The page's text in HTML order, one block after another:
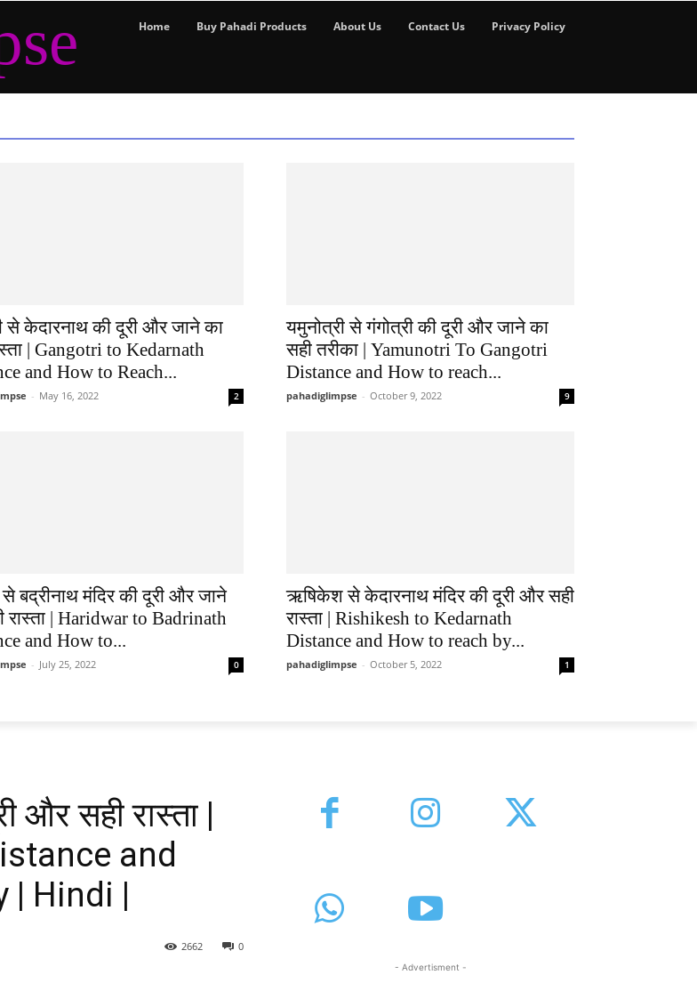
Home Buy Pahadi Products About Us Contact Us Privacy Policy
से केदारनाथ की दूरी और जाने का
| Gangotri to Kedarnath
and How to Reach...
- May 16, 2022 2
यमुनोत्री से गंगोत्री की दूरी और जाने का
सही तरीका | Yamunotri To Gangotri
Distance and How to reach...
pahadiglimpse - October 9, 2022 9
से बद्रीनाथ मंदिर की दूरी और जाने
रास्ता | Haridwar to Badrinath
and How to...
- July 25, 2022 0
ऋषिकेश से केदारनाथ मंदिर की दूरी और सही
रास्ता | Rishikesh to Kedarnath
Distance and How to reach by...
pahadiglimpse - October 5, 2022 1
और सही रास्ता |
and
| Hindi |
0
2662
- Advertisment -